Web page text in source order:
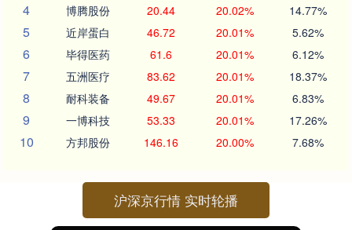
4 博腾股份 20.44 20.02% 14.77%
5 近岸蛋白 46.72 20.01% 5.62%
6 毕得医药 61.6 20.01% 6.12%
7 五洲医疗 83.62 20.01% 18.37%
8 耐科装备 49.67 20.01% 6.83%
9 一博科技 53.33 20.01% 17.26%
10 方邦股份 146.16 20.00% 7.68%
沪深京行情 实时轮播